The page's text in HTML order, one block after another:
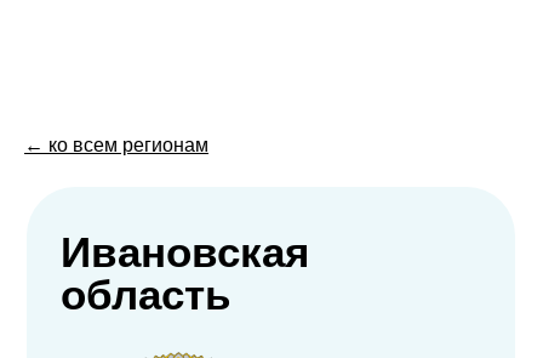
Ивановская
область
← ко всем регионам